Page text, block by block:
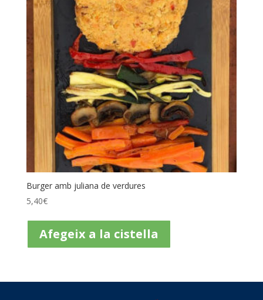
Burger amb juliana de verdures
5,40€
Afegeix a la cistella